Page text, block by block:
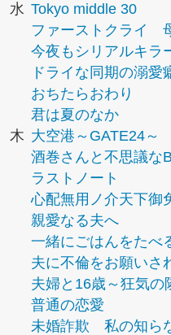
水 Tokyo middle 30
ファーストクライ
今夜もシリアルキラ
ドライな同期の溺愛
おちたらおわり
君は夏のなか
木 大空港～GATE24～
酒巻さんと不思議な
ラストノート
心配無用ノ介天下御
親愛なる夫へ
一緒にごはんをたべ
夫に不倫をお願いさ
夫婦と16歳～狂気の
普通の恋愛
未婚詐欺 私の知ら